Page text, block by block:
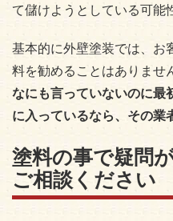
て儲けようとしている可能
基本的に外壁塗装では、お
料を勧めることはありませ
なにも言っていないのに最
に入っているなら、その業
塗料の事で疑問
ご相談ください